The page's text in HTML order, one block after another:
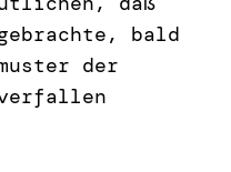
bald
der